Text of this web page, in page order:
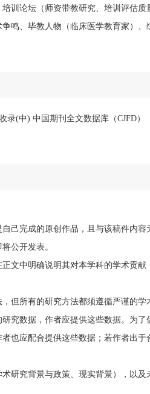
训论坛（师资带教研究、培训评估质
鸣、毕教人物（临床医学教育家）、
(中) 中国期刊全文数据库（CJFD）
己完成的原创作品，且与该稿件内容
公开发表。
文中明确说明其对本学科的学术贡献
但所有的研究方法都须遵循严谨的学
究数据，作者应提供这些数据。为了
也应配合提供这些数据；若作者出于
研究背景与政策、现实背景），以及